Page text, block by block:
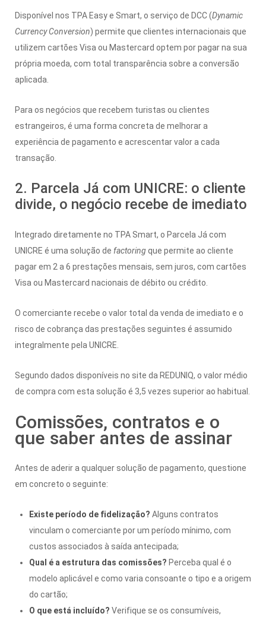
Disponível nos TPA Easy e Smart, o serviço de DCC (Dynamic
Currency Conversion) permite que clientes internacionais que
utilizem cartões Visa ou Mastercard optem por pagar na sua
própria moeda, com total transparência sobre a conversão
aplicada.
Para os negócios que recebem turistas ou clientes
estrangeiros, é uma forma concreta de melhorar a
experiência de pagamento e acrescentar valor a cada
transação.
2. Parcela Já com UNICRE: o cliente
divide, o negócio recebe de imediato
Integrado diretamente no TPA Smart, o Parcela Já com
UNICRE é uma solução de factoringque permite ao cliente
pagar em 2 a 6 prestações mensais, sem juros, com cartões
Visa ou Mastercard nacionais de débito ou crédito.
O comerciante recebe o valor total da venda de imediato e o
risco de cobrança das prestações seguintes é assumido
integralmente pela UNICRE.
Segundo dados disponíveis no site da REDUNIQ, o valor médio
de compra com esta solução é 3,5 vezes superior ao habitual.
Comissões, contratos e o
que saber antes de assinar
Antes de aderir a qualquer solução de pagamento, questione
em concreto o seguinte:
Existe período de fidelização? Alguns contratos
vinculam o comerciante por um período mínimo, com
custos associados à saída antecipada;
Qual é a estrutura das comissões? Perceba qual é o
modelo aplicável e como varia consoante o tipo e a origem
do cartão;
O que está incluído? Verifique se os consumíveis,